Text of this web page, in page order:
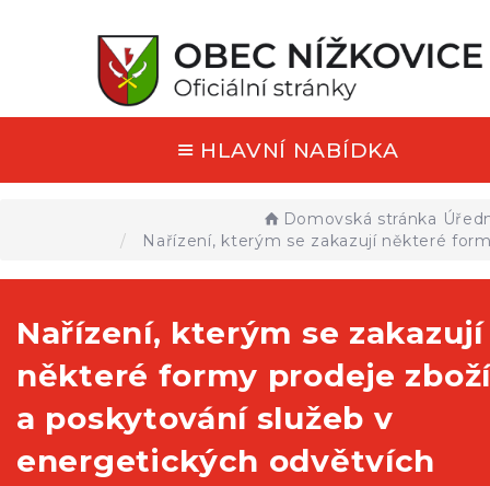
HLAVNÍ NABÍDKA
Domovská stránka
Nařízení, kterým se zakazují některé
Nařízení, kterým se zakazují
některé formy prodeje zboží
a poskytování služeb v
energetických odvětvích